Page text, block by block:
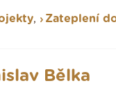
, Zateplení
Bělka